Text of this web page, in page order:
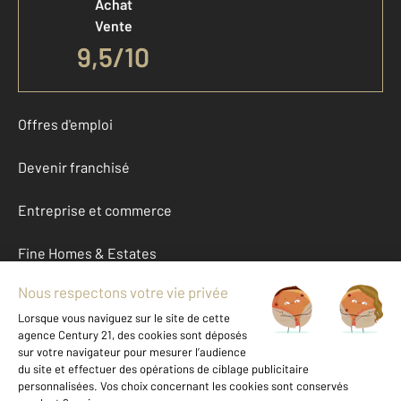
Achat
Vente
9,5/10
Offres d'emploi
Devenir franchisé
Entreprise et commerce
Fine Homes & Estates
À propos
International
Nous contacter